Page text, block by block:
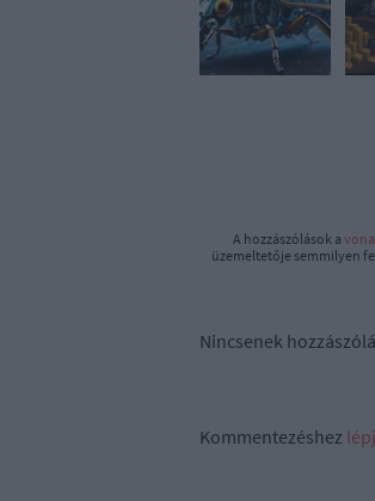
A hozzászólások a
üzemeltetője semmilyen
Nincsenek
Kommentezéshez